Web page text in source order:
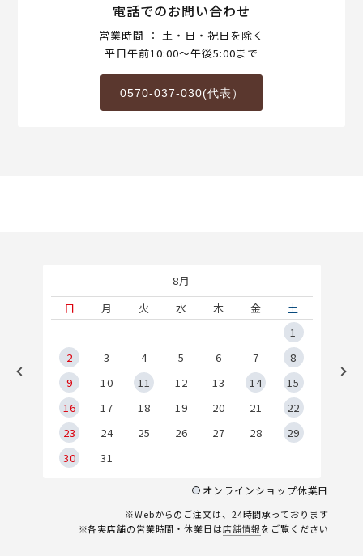
電話でのお問い合わせ
営業時間 ： 土・日・祝日を除く
平日午前10:00～午後5:00まで
0570-037-030(代表）
8月
日
月 火 水 木 金
土
1
2
3 4 5 6 7
8
9
10 11 12 13 14
15
16
17 18 19 20 21
22
23
24 25 26 27 28
29
30
31
オンラインショップ休業日
※Webからのご注文は、24時間承っております
※各実店舗の営業時間・休業日は店舗情報をご覧ください